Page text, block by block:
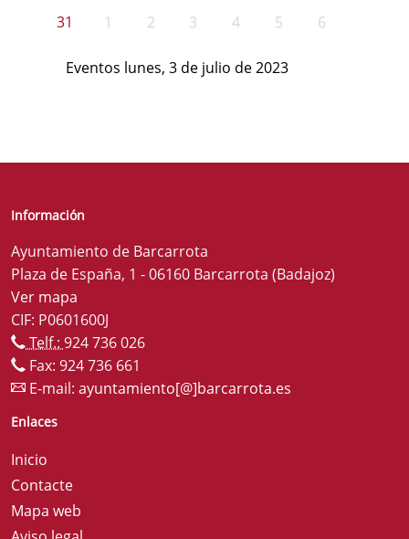
31
1 2 3 4 5 6
Eventos lunes, 3 de julio de 2023
Información
Ayuntamiento de Barcarrota
Plaza de España, 1 - 06160 Barcarrota (Badajoz)
Ver mapa
CIF: P0601600J
Telf.: 924 736 026
Fax: 924 736 661
E-mail: ayuntamiento[@]barcarrota.es
Enlaces
Inicio
Contacte
Mapa web